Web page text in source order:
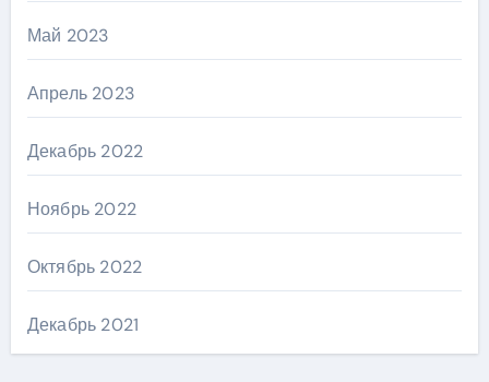
Май 2023
Апрель 2023
Декабрь 2022
Ноябрь 2022
Октябрь 2022
Декабрь 2021